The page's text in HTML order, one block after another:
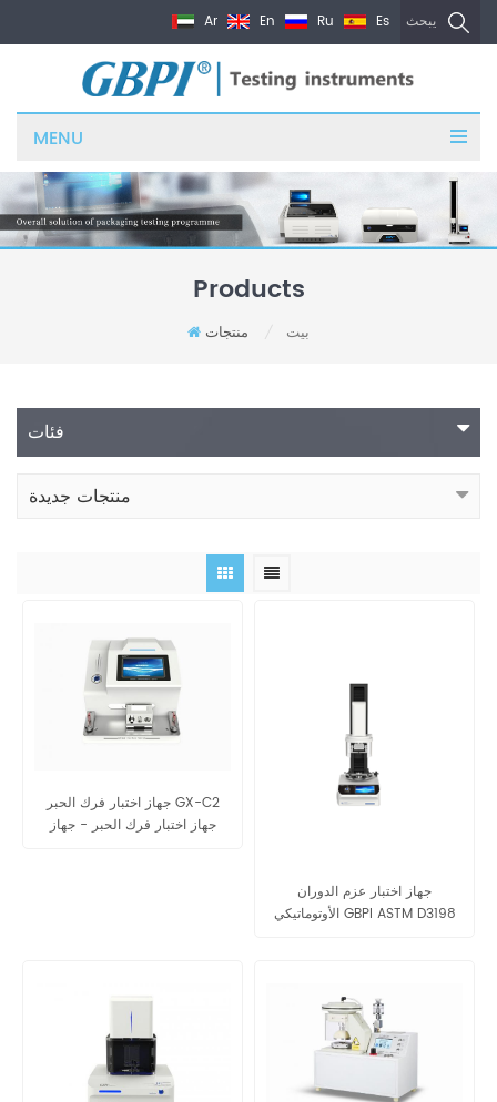
يبحث Ar En Ru Es
MENU
Products
بيت منتجات
فئات
منتجات جديدة
جهاز اختبار فرك الحبر GX-C2
جهاز اختبار فرك الحبر - جهاز
جهاز اختبار عزم الدوران
الأوتوماتيكي GBPI ASTM D3198